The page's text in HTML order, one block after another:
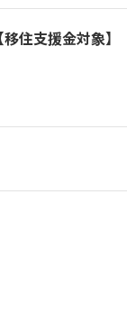
住支援金対象】